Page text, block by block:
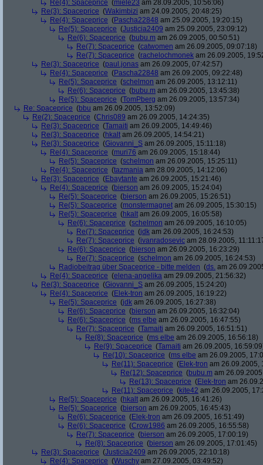
Re(4): Spaceprice (miele23 am 28.09.2005, 10:56:06)
Re(3): Spaceprice (Wakimbizi am 24.09.2005, 20:48:25)
Re(4): Spaceprice (Pascha22848 am 25.09.2005, 19:20:15)
Re(5): Spaceprice (Justicia2409 am 25.09.2005, 23:09:12)
Re(6): Spaceprice (bubu.m am 26.09.2005, 00:50:51)
Re(7): Spaceprice (catwomen am 26.09.2005, 09:07:18)
Re(7): Spaceprice (rachelochmonek am 26.09.2005,
Re(3): Spaceprice (paul.jonas am 26.09.2005, 07:42:57)
Re(4): Spaceprice (Pascha22848 am 26.09.2005, 09:22:48)
Re(5): Spaceprice (schelmon am 26.09.2005, 13:12:11)
Re(6): Spaceprice (bubu.m am 26.09.2005, 13:45:38)
Re(5): Spaceprice (TomPberg am 26.09.2005, 13:57:34)
Re: Spaceprice (bbu am 26.09.2005, 13:52:09)
Re(2): Spaceprice (Chris089 am 26.09.2005, 14:24:35)
Re(3): Spaceprice (Tamaiti am 26.09.2005, 14:49:46)
Re(3): Spaceprice (hkalt am 26.09.2005, 14:54:21)
Re(3): Spaceprice (Giovanni_S am 26.09.2005, 15:11:18)
Re(4): Spaceprice (muri76 am 26.09.2005, 15:18:44)
Re(5): Spaceprice (schelmon am 26.09.2005, 15:25:11)
Re(4): Spaceprice (tazmania am 28.09.2005, 14:12:06)
Re(3): Spaceprice (Ebaytante am 26.09.2005, 15:21:46)
Re(4): Spaceprice (bierson am 26.09.2005, 15:24:04)
Re(5): Spaceprice (bierson am 26.09.2005, 15:26:51)
Re(5): Spaceprice (monstermagnet am 26.09.2005, 15:30:15)
Re(5): Spaceprice (hkalt am 26.09.2005, 16:05:58)
Re(6): Spaceprice (schelmon am 26.09.2005, 16:10:05)
Re(7): Spaceprice (jdk am 26.09.2005, 16:24:53)
Re(7): Spaceprice (ivanradosevic am 28.09.2005,
Re(6): Spaceprice (bierson am 26.09.2005, 16:23:29)
Re(7): Spaceprice (schelmon am 26.09.2005, 16:24:53)
Radiobeitrag über Spaceprice - bitte melden (ds. am
Re(4): Spaceprice (elena-angelika am 29.09.2005, 21:56:32)
Re(3): Spaceprice (Giovanni_S am 26.09.2005, 15:24:20)
Re(4): Spaceprice (Elek-tron am 26.09.2005, 16:19:22)
Re(5): Spaceprice (jdk am 26.09.2005, 16:27:38)
Re(6): Spaceprice (bierson am 26.09.2005, 16:32:04)
Re(6): Spaceprice (ms elbe am 26.09.2005, 16:47:55)
Re(7): Spaceprice (Tamaiti am 26.09.2005, 16:51:51)
Re(8): Spaceprice (ms elbe am 26.09.2005, 16:56:18)
Re(9): Spaceprice (Tamaiti am 26.09.2005,
Re(10): Spaceprice (ms elbe am 26.09.2005,
Re(11): Spaceprice (Elek-tron am 26.09.2005,
Re(12): Spaceprice (bubu.m am
Re(13): Spaceprice (Elek-tron am
Re(11): Spaceprice (kite42 am 26.09.2005,
Re(5): Spaceprice (hkalt am 26.09.2005, 16:41:26)
Re(5): Spaceprice (bierson am 26.09.2005, 16:45:43)
Re(6): Spaceprice (Elek-tron am 26.09.2005, 16:51:49)
Re(6): Spaceprice (Crow1986 am 26.09.2005, 16:55:58)
Re(7): Spaceprice (bierson am 26.09.2005, 17:00:19)
Re(8): Spaceprice (bierson am 26.09.2005, 17:01:45)
Re(3): Spaceprice (Justicia2409 am 26.09.2005, 22:10:18)
Re(4): Spaceprice (Wuschy am 27.09.2005, 03:49:52)